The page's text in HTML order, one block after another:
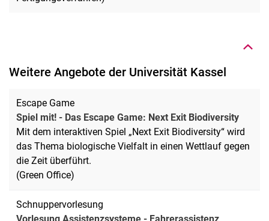
Weitere Angebote der Universität Kassel
Escape Game
Spiel mit! - Das Escape Game: Next Exit Biodiversity
Mit dem interaktiven Spiel „Next Exit Biodiversity“ wird
das Thema biologische Vielfalt in einen Wettlauf gegen
die Zeit überführt.
(Green Office)
Schnuppervorlesung